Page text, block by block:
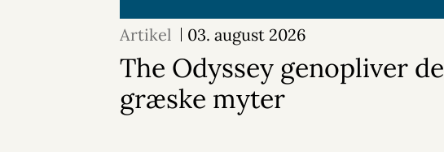
Artikel 03. august 2026
The Odyssey genopliver de
græske myter